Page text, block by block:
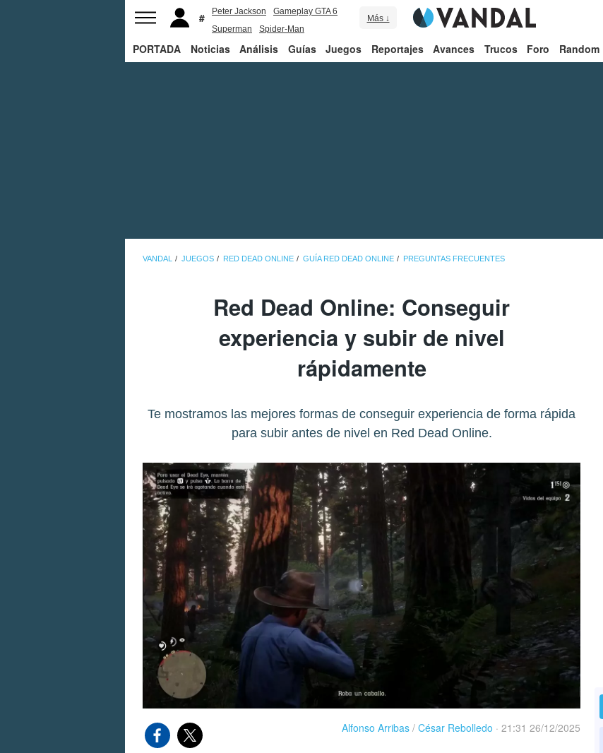
Peter Jackson
Gameplay GTA 6
Superman
Spider-Man
Más ↓
PORTADA Noticias Análisis Guías Juegos Reportajes Avances Trucos Foro Random
VANDAL JUEGOS RED DEAD ONLINE GUÍA RED DEAD ONLINE PREGUNTAS FRECUENTES
Red Dead Online: Conseguir
experiencia y subir de nivel
rápidamente
Te mostramos las mejores formas de conseguir experiencia de forma rápida
para subir antes de nivel en Red Dead Online.
Alfonso Arribas / César Rebolledo · 21:31 26/12/2025